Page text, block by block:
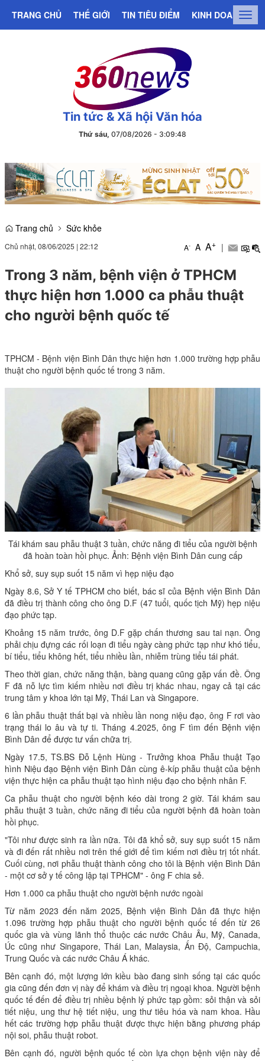
TRANG CHỦ THẾ GIỚI TIN TIÊU ĐIỂM KINH DOANH
Tin tức & Xã hội Văn hóa
Thứ sáu, 07/08/2026 - 3:09:48
Trang chủ Sức khỏe
Chủ nhật, 08/06/2025 | 22:12 A- A A+ |
Trong 3 năm, bệnh viện ở TPHCM
thực hiện hơn 1.000 ca phẫu thuật
cho người bệnh quốc tế
TPHCM - Bệnh viện Bình Dân thực hiện hơn 1.000 trường hợp phẫu
thuật cho người bệnh quốc tế trong 3 năm.
Tái khám sau phẫu thuật 3 tuần, chức năng đi tiểu của người bệnh
đã hoàn toàn hồi phục. Ảnh: Bệnh viện Bình Dân cung cấp
Khổ sở, suy sụp suốt 15 năm vì hẹp niệu đạo
Ngày 8.6, Sở Y tế TPHCM cho biết, bác sĩ của Bệnh viện Bình Dân
đã điều trị thành công cho ông D.F (47 tuổi, quốc tịch Mỹ) hẹp niệu
đạo phức tạp.
Khoảng 15 năm trước, ông D.F gặp chấn thương sau tai nạn. Ông
phải chịu đựng các rối loạn đi tiểu ngày càng phức tạp như khó tiểu,
bí tiểu, tiểu không hết, tiểu nhiều lần, nhiễm trùng tiểu tái phát.
Theo thời gian, chức năng thận, bàng quang cũng gặp vấn đề. Ông
F đã nỗ lực tìm kiếm nhiều nơi điều trị khác nhau, ngay cả tại các
trung tâm y khoa lớn tại Mỹ, Thái Lan và Singapore.
6 lần phẫu thuật thất bại và nhiều lần nong niệu đạo, ông F rơi vào
trạng thái lo âu và tự ti. Tháng 4.2025, ông F tìm đến Bệnh viện
Bình Dân để được tư vấn chữa trị.
Ngày 17.5, TS.BS Đỗ Lệnh Hùng - Trưởng khoa Phẫu thuật Tạo
hình Niệu đạo Bệnh viện Bình Dân cùng ê-kíp phẫu thuật của bệnh
viện thực hiện ca phẫu thuật tạo hình niệu đạo cho bệnh nhân F.
Ca phẫu thuật cho người bệnh kéo dài trong 2 giờ. Tái khám sau
phẫu thuật 3 tuần, chức năng đi tiểu của người bệnh đã hoàn toàn
hồi phục.
"Tôi như được sinh ra lần nữa. Tôi đã khổ sở, suy sụp suốt 15 năm
và đi đến rất nhiều nơi trên thế giới để tìm kiếm nơi điều trị tốt nhất.
Cuối cùng, nơi phẫu thuật thành công cho tôi là Bệnh viện Bình Dân
- một cơ sở y tế công lập tại TPHCM" - ông F chia sẻ.
Hơn 1.000 ca phẫu thuật cho người bệnh nước ngoài
Từ năm 2023 đến năm 2025, Bệnh viện Bình Dân đã thực hiện
1.096 trường hợp phẫu thuật cho người bệnh quốc tế đến từ 26
quốc gia và vùng lãnh thổ thuộc các nước Châu Âu, Mỹ, Canada,
Úc cũng như Singapore, Thái Lan, Malaysia, Ấn Độ, Campuchia,
Trung Quốc và các nước Châu Á khác.
Bên cạnh đó, một lượng lớn kiều bào đang sinh sống tại các quốc
gia cũng đến đơn vị này để khám và điều trị ngoại khoa. Người bệnh
quốc tế đến để điều trị nhiều bệnh lý phức tạp gồm: sỏi thận và sỏi
tiết niệu, ung thư hệ tiết niệu, ung thư tiêu hóa và nam khoa. Hầu
hết các trường hợp phẫu thuật được thực hiện bằng phương pháp
nội soi, phẫu thuật robot.
Bên cạnh đó, người bệnh quốc tế còn lựa chọn bệnh viện này để